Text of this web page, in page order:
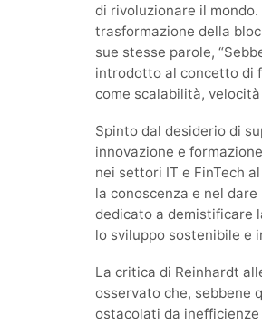
di rivoluzionare il
trasformazione della
sue stesse parole,
introdotto al concetto di
come scalabilità,
Spinto dal desiderio di
innovazione e
nei settori IT e FinTech
la conoscenza e nel
dedicato a demistificare
lo sviluppo sostenibile e
La critica di Reinhardt
osservato che, sebbene
ostacolati da inefficienze